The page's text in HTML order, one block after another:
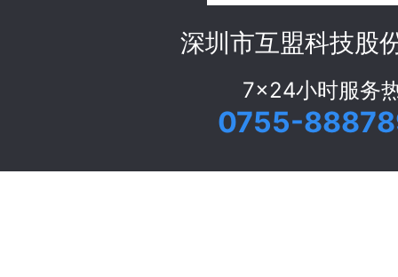
深圳市互盟科技股
7x24小时服务
0755-